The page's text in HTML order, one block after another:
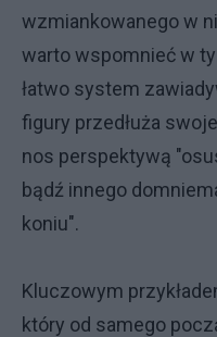
wzmiankowanego w
warto wspomnieć w
łatwo system
figury przedłuża
nos perspektywą
bądź innego
koniu".
Kluczowym
który od samego